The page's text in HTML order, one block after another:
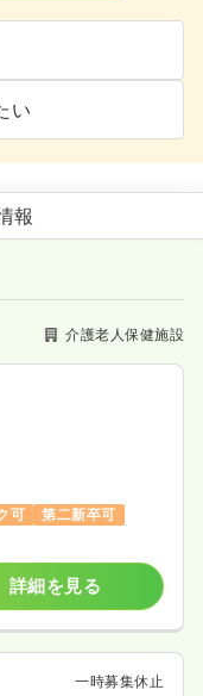
い
う
報
介護老人保健施設
可
第二新卒可
詳細を見る
一時募集休止